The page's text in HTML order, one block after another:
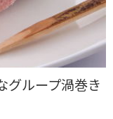
グループ渦巻き